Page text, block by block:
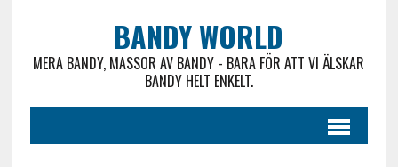
BANDY WORLD
MERA BANDY, MASSOR AV BANDY - BARA FÖR ATT VI ÄLSKAR
BANDY HELT ENKELT.